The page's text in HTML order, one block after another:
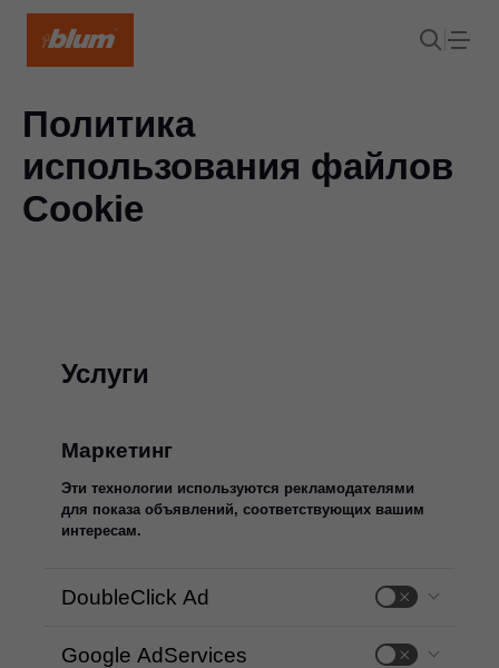
Политика
использования файлов
Cookie
Услуги
Маркетинг
Эти технологии используются рекламодателями
для показа объявлений, соответствующих вашим
интересам.
DoubleClick Ad
Google AdServices